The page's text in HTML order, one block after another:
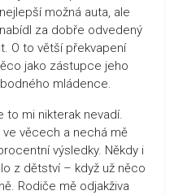
možná auta, ale
za dobře odvedený
O to větší překvapení
jako zástupce jeho
mládence.
to mi nikterak nevadí.
věcech a nechá mě
výsledky. Někdy i
z dětství – když už něco
Rodiče mě odjakživa